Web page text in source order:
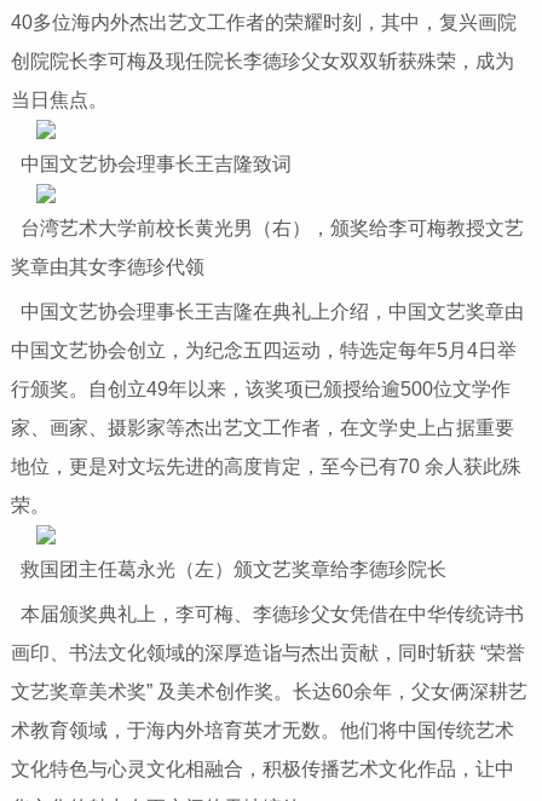
40多位海内外杰出艺文工作者的荣耀时刻，其中，复兴画院
创院院长李可梅及现任院长李德珍父女双双斩获殊荣，成为
当日焦点。
中国文艺协会理事长王吉隆致词
台湾艺术大学前校长黄光男（右），颁奖给李可梅教授文艺
奖章由其女李德珍代领
中国文艺协会理事长王吉隆在典礼上介绍，中国文艺奖章由
中国文艺协会创立，为纪念五四运动，特选定每年5月4日举
行颁奖。自创立49年以来，该奖项已颁授给逾500位文学作
家、画家、摄影家等杰出艺文工作者，在文学史上占据重要
地位，更是对文坛先进的高度肯定，至今已有70 余人获此殊
荣。
救国团主任葛永光（左）颁文艺奖章给李德珍院长
本届颁奖典礼上，李可梅、李德珍父女凭借在中华传统诗书
画印、书法文化领域的深厚造诣与杰出贡献，同时斩获 “荣誉
文艺奖章美术奖” 及美术创作奖。长达60余年，父女俩深耕艺
术教育领域，于海内外培育英才无数。他们将中国传统艺术
文化特色与心灵文化相融合，积极传播艺术文化作品，让中